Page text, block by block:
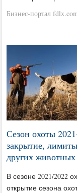
Бизнес-портал
Сезон охоты
закрытие,
других животных
В сезоне 2021/2022
открытие сезона